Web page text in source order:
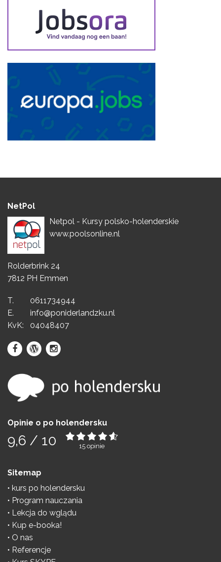
NetPol
Netpol - Kursy polsko-holenderskie
www.poolsonline.nl
Rolderbrink 24
7812 PH Emmen
T.
0611734944
E.
info@poniderlandzku.nl
KvK:
04048407
Opinie o po holendersku
9,6 / 10 15 opinie
Sitemap
kurs po holendersku
Program nauczania
Lekcja do wglądu
Kup e-booka!
O nas
Referencje